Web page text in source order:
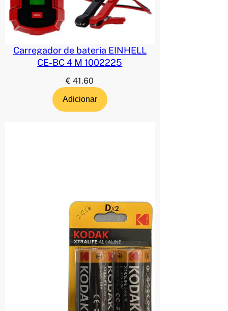
Carregador de bateria EINHELL
CE-BC 4 M 1002225
€ 41.60
Adicionar